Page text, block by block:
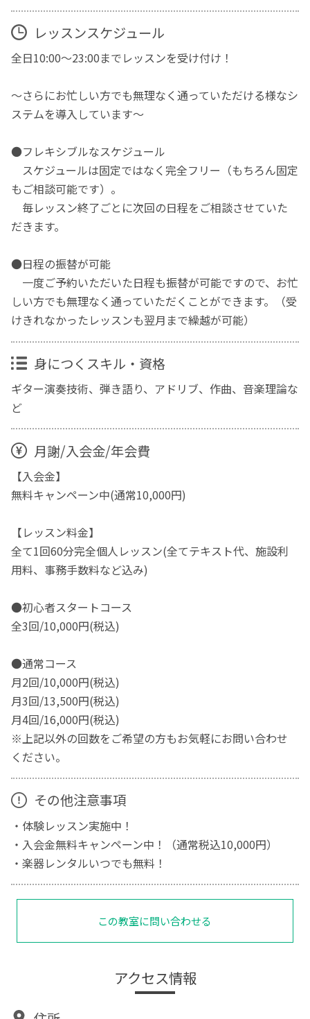
レッスンスケジュール
全日10:00〜23:00までレッスンを受け付け！
〜さらにお忙しい方でも無理なく通っていただける様なシ
ステムを導入しています〜
●フレキシブルなスケジュール
スケジュールは固定ではなく完全フリー（もちろん固定
もご相談可能です）。
毎レッスン終了ごとに次回の日程をご相談させていた
だきます。
●日程の振替が可能
一度ご予約いただいた日程も振替が可能ですので、お忙
しい方でも無理なく通っていただくことができます。（受
けきれなかったレッスンも翌月まで繰越が可能）
身につくスキル・資格
ギター演奏技術、弾き語り、アドリブ、作曲、音楽理論な
ど
月謝/入会金/年会費
【入会金】
無料キャンペーン中(通常10,000円)
【レッスン料金】
全て1回60分完全個人レッスン(全てテキスト代、施設利
用料、事務手数料など込み)
●初心者スタートコース
全3回/10,000円(税込)
●通常コース
月2回/10,000円(税込)
月3回/13,500円(税込)
月4回/16,000円(税込)
※上記以外の回数をご希望の方もお気軽にお問い合わせ
ください。
その他注意事項
・体験レッスン実施中！
・入会金無料キャンペーン中！（通常税込10,000円）
・楽器レンタルいつでも無料！
この教室に問い合わせる
アクセス情報